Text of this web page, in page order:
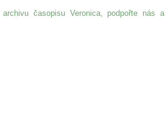
časopisu Veronica, podpořte nás a